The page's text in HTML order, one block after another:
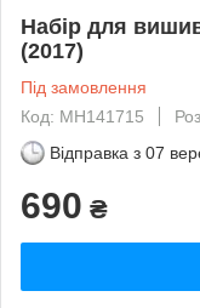
Набір для
(2017)
Під замовлення
Код: MH141715
Відправка з 07
690 ₴